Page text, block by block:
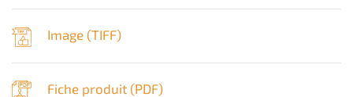
Image (TIFF)
Fiche produit (PDF)